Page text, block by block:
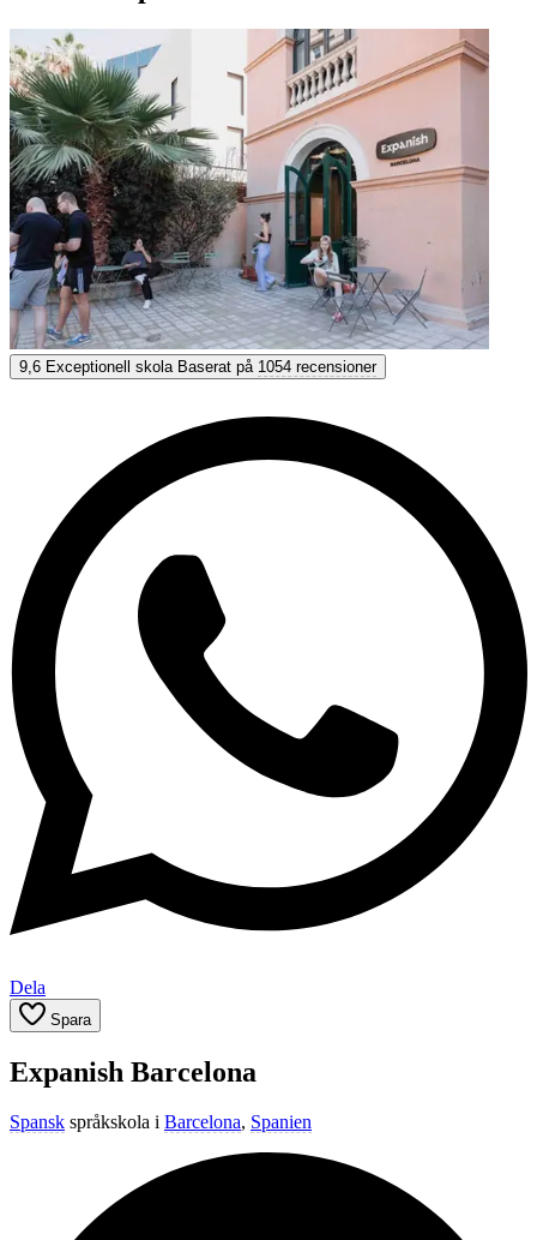
Expanish Barcelona
9,6 Exceptionell Baserat på 1054 recensioner
Få personlig rådgivning
9,6 Exceptionell skola Baserat på 1054 recensioner
Dela
Spara
Expanish Barcelona
Spansk språkskola i Barcelona, Spanien